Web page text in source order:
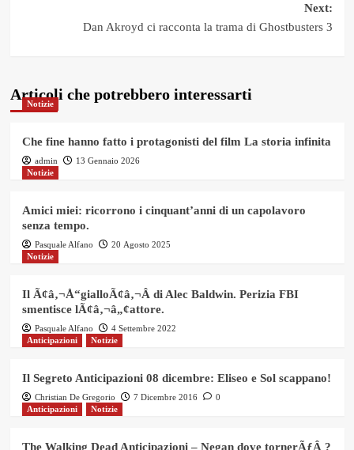
Next:
Dan Akroyd ci racconta la trama di Ghostbusters 3
Articoli che potrebbero interessarti
Notizie
Che fine hanno fatto i protagonisti del film La storia infinita
admin
13 Gennaio 2026
Notizie
Amici miei: ricorrono i cinquant’anni di un capolavoro
senza tempo.
Pasquale Alfano
20 Agosto 2025
Notizie
Il Ã¢â‚¬Å“gialloÃ¢â‚¬Â di Alec Baldwin. Perizia FBI
smentisce lÃ¢â‚¬â„¢attore.
Pasquale Alfano
4 Settembre 2022
Anticipazioni
Notizie
Il Segreto Anticipazioni 08 dicembre: Eliseo e Sol scappano!
Christian De Gregorio 7 Dicembre 2016
0
Anticipazioni
Notizie
The Walking Dead Anticipazioni – Negan dove tornerÃƒÂ ?